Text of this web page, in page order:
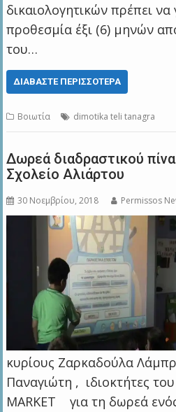
δικαιολογητικών πρέπει να
προθεσμία έξι (6) μηνών
του…
ΔΙΑΒΆΣΤΕ ΠΕΡΙΣΣΌΤΕΡΑ
Βοιωτία dimotika teli tanagra
Δωρεά διαδραστικού
Σχολείο Αλιάρτου
30 Νοεμβρίου, 2018 Permissos
κυρίους Ζαρκαδούλα
Παναγιώτη , ιδιοκτήτες
MARKET για τη δωρεά